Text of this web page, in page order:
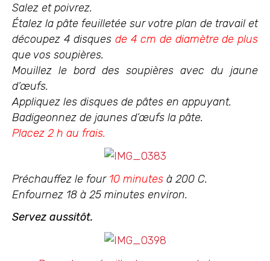
Salez et poivrez.
Étalez la pâte feuilletée sur votre plan de travail et
découpez 4 disques de 4 cm de diamètre de plus
que vos soupières.
Mouillez le bord des soupières avec du jaune
d’œufs.
Appliquez les disques de pâtes en appuyant.
Badigeonnez de jaunes d’œufs la pâte.
Placez 2 h au frais.
Préchauffez le four 10 minutes à 200 C.
Enfournez 18 à 25 minutes environ.
Servez aussitôt.